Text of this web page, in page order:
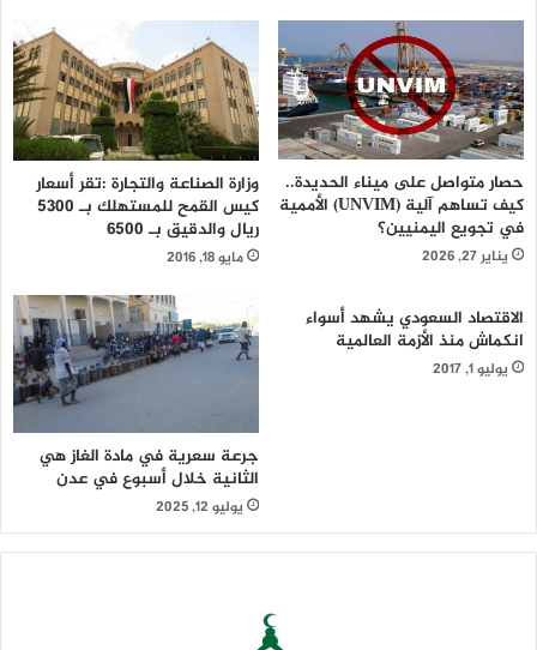
وفي ذات السياق اشادت السلطة المحلية بمديريات الحوك
والحالي والميناء بدور لجنة الاغاثة وما تبذلة من جهود في مجال
تقديم المساعدات الإنسانية مشيدين باالدور الإيجابي الذي تقوم
به موكدين ضرورة مساندتها والتنسيق معها.
حصار متواصل على ميناء الحديدة..
كيف تساهم آلية (UNVIM) الأممية
في تجويع اليمنيين؟
يناير 27, 2026
وزارة الصناعة والتجارة :تقر أسعار
كيس القمح للمستهلك بـ 5300
ريال والدقيق بـ 6500
مايو 18, 2016
الاقتصاد السعودي يشهد أسواء
انكماش منذ الأزمة العالمية
يوليو 1, 2017
جرعة سعرية في مادة الغاز هي
الثانية خلال أسبوع في عدن
يوليو 12, 2025